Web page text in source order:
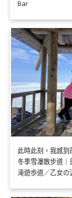
Bar
此時此刻，我感
冬季雪瀑散步道｜
滝遊歩道／乙女の